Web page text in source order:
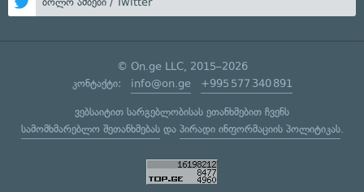
© On.ge LLC, 2015–2026
კონტაქტი: info@on.ge +995 577 340 891
ვებსაიტით სარგებლობისას ეთანხმებით ჩვენს
სამომხმარებლო შეთანხმებასდა პირადი ინფორმაციის პოლიტიკას.